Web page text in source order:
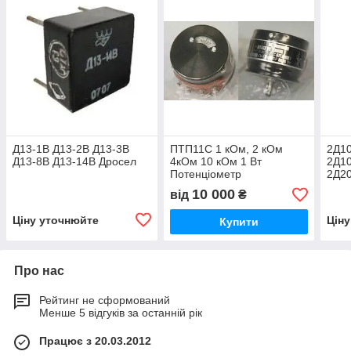
Д13-1В Д13-2В Д13-3В
Д13-8В Д13-14В Дросел
Ціну уточнюйте
ПТП11С 1 кОм, 2 кОм
4кОм 10 кОм 1 Вт
Потенціометр
від 10 000₴
Купити
Про нас
Рейтинг не сформований
Менше 5 відгуків за останній рік
Працює з 20.03.2012